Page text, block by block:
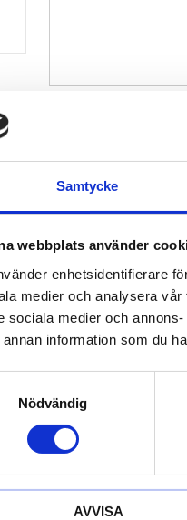
Samtycke
webbplats använder
enhetsidentifierare
medier och analysera
sociala medier och
annan information som du
Nödvändig
AVVISA
för montering
Snabb och enkel
idealisk för
för nästan alla
lämpliga för
Special-plast